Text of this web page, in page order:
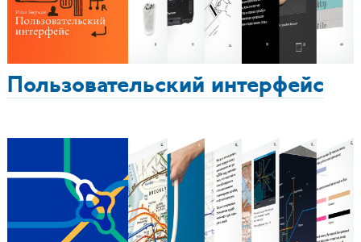
Пользовательский интерфейс